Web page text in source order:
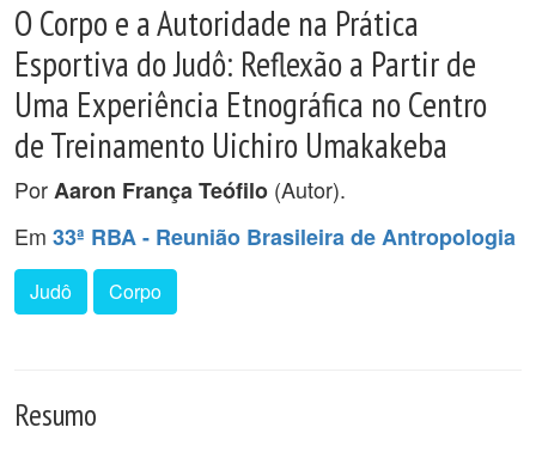
O Corpo e a Autoridade na Prática
Esportiva do Judô: Reflexão a Partir de
Uma Experiência Etnográfica no Centro
de Treinamento Uichiro Umakakeba
PorAaron França Teófilo (Autor).
Em 33ª RBA - Reunião Brasileira de Antropologia
Judô Corpo
Resumo